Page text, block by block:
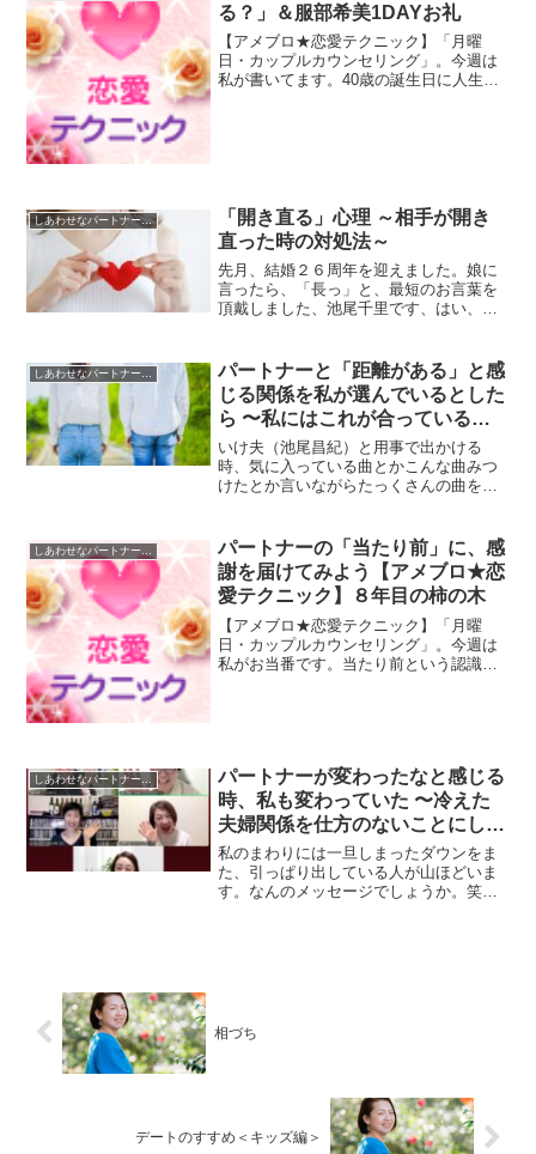
る？」＆服部希美1DAYお礼
【アメブロ★恋愛テクニック】「月曜
日・カップルカウンセリング」。今週は
私が書いてます。40歳の誕生日に人生折
しあわせなパートナーシップのための
「開き直る」心理 ～相手が開き
直った時の対処法～
先月、結婚２６周年を迎えました。娘に
言ったら、「長っ」と、最短のお言葉を
頂戴しました、池尾千里です、はい、こ
編で書いてみました。「開き直る」心理
～浮気男と手放し～＞＞...
しあわせなパートナーシップのための
パートナーと「距離がある」と感
じる関係を私が選んでいるとした
ら 〜私にはこれが合っていると
いう誤解〜
いけ夫（池尾昌紀）と用事で出かける
時、気に入っている曲とかこんな曲みつ
けたとか言いながらたっくさんの曲を聴
頃。「いけ夫、この曲、好きかも」っ
て、よく思うから寄ってしまっ...
しあわせなパートナーシップのための
パートナーの「当たり前」に、感
謝を届けてみよう【アメブロ★恋
愛テクニック】８年目の柿の木
【アメブロ★恋愛テクニック】「月曜
日・カップルカウンセリング」。今週は
私がお当番です。当たり前という認識
しあわせなパートナーシップのための
パートナーが変わったなと感じる
時、私も変わっていた 〜冷えた
夫婦関係を仕方のないことにしな
いで〜
私のまわりには一旦しまったダウンをま
た、引っぱり出している人が山ほどいま
す。なんのメッセージでしょうか。笑先
相づち
デートのすすめ＜キッズ編＞